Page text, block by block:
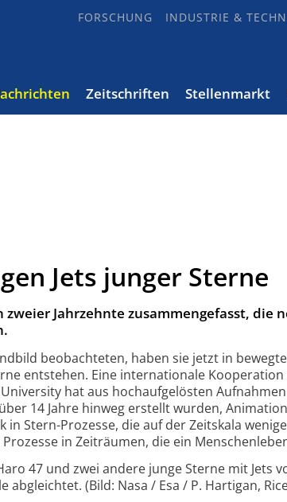
FORSCHUNG INDUSTRIE &
Zeitschriften Stellenmarkt
Jets junger Sterne
Jahrzehnte zusammengefasst, die
beobachteten, haben sie jetzt in
entstehen. Eine internationale
hat aus hochaufgelösten
14 Jahre hinweg erstellt wurden,
in Stern-Prozesse, die auf der Zeitskala
in Zeiträumen, die ein
47 und zwei andere junge Sterne mit Jets
(Bild: Nasa / Esa / P. Hartigan,